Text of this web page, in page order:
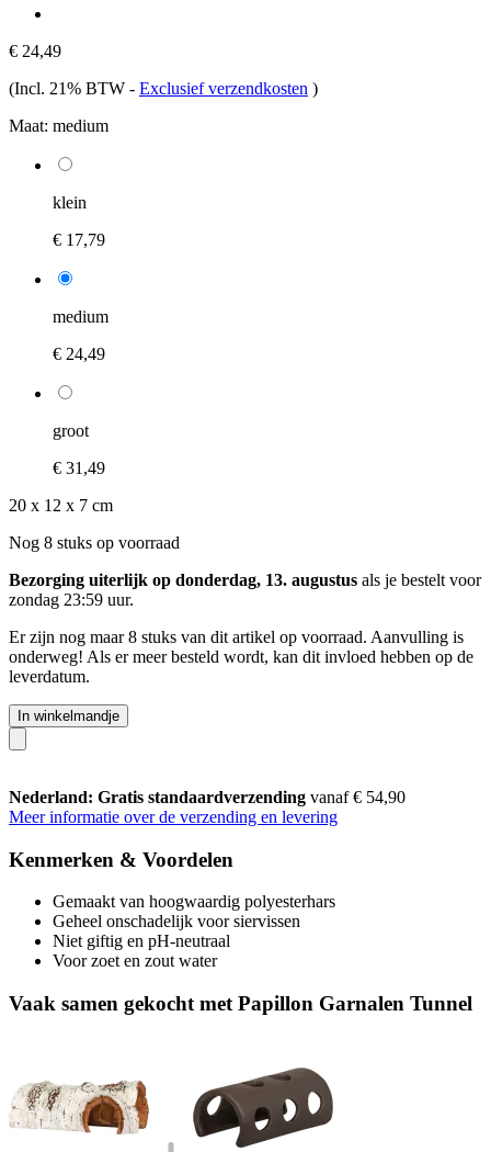
€ 24,49
(Incl. 21% BTW - Exclusief verzendkosten )
Maat: medium
klein
€ 17,79
medium
€ 24,49
groot
€ 31,49
20 x 12 x 7 cm
Nog 8 stuks op voorraad
Bezorging uiterlijk op donderdag, 13. augustus als je bestelt voor
zondag 23:59 uur.
Er zijn nog maar 8 stuks van dit artikel op voorraad. Aanvulling is
onderweg! Als er meer besteld wordt, kan dit invloed hebben op de
leverdatum.
In winkelmandje
Nederland: Gratis standaardverzending vanaf € 54,90
Meer informatie over de verzending en levering
Kenmerken & Voordelen
Gemaakt van hoogwaardig polyesterhars
Geheel onschadelijk voor siervissen
Niet giftig en pH-neutraal
Voor zoet en zout water
Vaak samen gekocht met Papillon Garnalen Tunnel